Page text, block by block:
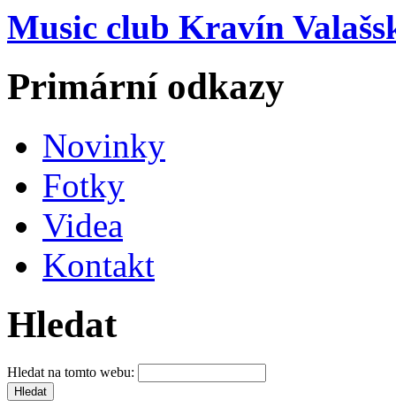
Music club Kravín
Primární odkazy
Novinky
Fotky
Videa
Kontakt
Hledat
Hledat na tomto webu: